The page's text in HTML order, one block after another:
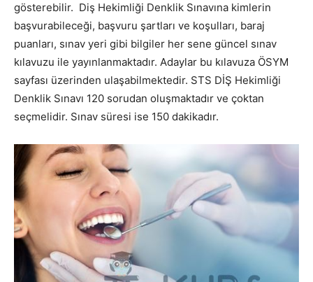
gösterebilir. Diş Hekimliği Denklik Sınavına kimlerin
başvurabileceği, başvuru şartları ve koşulları, baraj
puanları, sınav yeri gibi bilgiler her sene güncel sınav
kılavuzu ile yayınlanmaktadır. Adaylar bu kılavuza ÖSYM
sayfası üzerinden ulaşabilmektedir. STS DİŞ Hekimliği
Denklik Sınavı 120 sorudan oluşmaktadır ve çoktan
seçmelidir. Sınav süresi ise 150 dakikadır.